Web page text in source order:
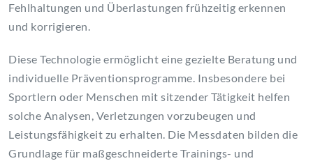
Fehlhaltungen und Überlastungen frühzeitig erkennen
und korrigieren.
Diese Technologie ermöglicht eine gezielte Beratung und
individuelle Präventionsprogramme. Insbesondere bei
Sportlern oder Menschen mit sitzender Tätigkeit helfen
solche Analysen, Verletzungen vorzubeugen und
Leistungsfähigkeit zu erhalten. Die Messdaten bilden die
Grundlage für maßgeschneiderte Trainings- und